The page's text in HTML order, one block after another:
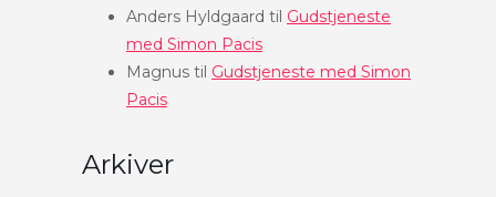
Anders Hyldgaard til Gudstjeneste
med Simon Pacis
Magnus til Gudstjeneste med Simon
Pacis
Arkiver